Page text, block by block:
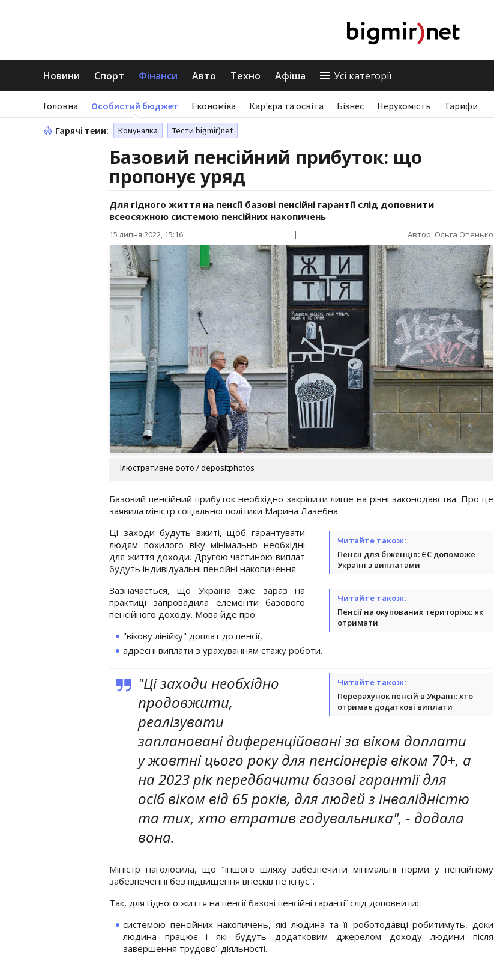
Новини Спорт Фінанси Авто Техно Афіша Усі категорії
Головна Особистий бюджет Економіка Кар'єра та освіта Бізнес Нерухомість Тарифи
Гарячі теми: Комуналка Тести bigmir)net
Базовий пенсійний прибуток: що
пропонує уряд
Для гідного життя на пенсії базові пенсійні гарантії слід доповнити
всеосяжною системою пенсійних накопичень
15 липня 2022, 15:16 | Автор: Ольга Опенько
Ілюстративне фото / depositphotos
Базовий пенсійний прибуток необхідно закріпити лише на рівні законодавства. Про це
заявила міністр соціальної політики Марина Лазебна.
Читайте також:
Пенсії для біженців: ЄС допоможе
Україні з виплатами
Ці заходи будуть вжиті, щоб гарантувати
людям похилого віку мінімально необхідні
для життя доходи. Другою частиною виплат
будуть індивідуальні пенсійні накопичення.
Читайте також:
Пенсії на окупованих територіях: як
отримати
Зазначається, що Україна вже зараз на
практиці запровадила елементи базового
пенсійного доходу. Мова йде про:
"вікову лінійку" доплат до пенсії,
адресні виплати з урахуванням стажу роботи.
Читайте також:
Перерахунок пенсій в Україні: хто
отримає додаткові виплати
"Ці заходи необхідно
продовжити,
реалізувати
заплановані диференційовані за віком доплати
у жовтні цього року для пенсіонерів віком 70+, а
на 2023 рік передбачити базові гарантії для
осіб віком від 65 років, для людей з інвалідністю
та тих, хто втратив годувальника", - додала
вона.
Міністр наголосила, що "іншого шляху забезпечити мінімальні норми у пенсійному
забезпеченні без підвищення внесків не існує".
Так, для гідного життя на пенсії базові пенсійні гарантії слід доповнити:
системою пенсійних накопичень, які людина та її роботодавці робитимуть, доки
людина працює і які будуть додатковим джерелом доходу людини після
завершення трудової діяльності.